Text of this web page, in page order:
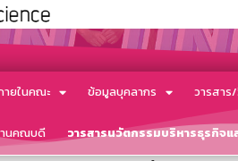
ยในคณะ ข้อมูลบุคลากร วารสาร
นคณบดี วารสารนวัตกรรมบริหารธุรกิจ